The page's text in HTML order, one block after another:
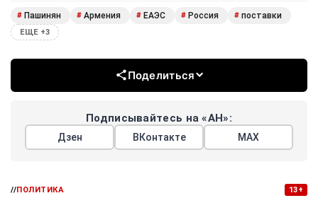
# Пашинян # Армения # ЕАЭС # Россия # поставки
ЕЩЕ +3
Поделиться
Подписывайтесь на «АН»:
Дзен ВКонтакте МАХ
//ПОЛИТИКА 13+